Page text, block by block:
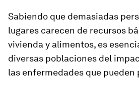
Sabiendo que demasiadas
lugares carecen de recursos
vivienda y alimentos, es
diversas poblaciones del
las enfermedades que pueden